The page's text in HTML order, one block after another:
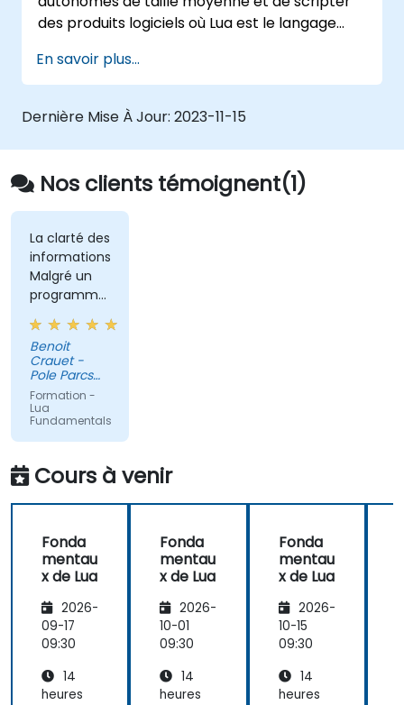
des produits logiciels où Lua est le langage
En savoir plus...
Dernière Mise À Jour: 2023-11-15
Nos clients témoignent(1)
La clarté des
informations.
Malgré un
programme
très
compact
car très
court (2
jours), nous
sommes
allés des
bases
jusqu'aux
notions les
plus
Lua de
manière
simple.
Benoit
Crauet -
Pole Parcs
Operations
& Spectacle
Formation
I
Disneyland(R)
Paris
Formation -
Lua
Fundamentals
Cours à venir
Fonda
mentau
x de Lua
2026-
09-17
09:30
14
heures
Fonda
mentau
x de Lua
2026-
10-01
09:30
14
heures
Fonda
mentau
x de Lua
2026-
10-15
09:30
14
heures